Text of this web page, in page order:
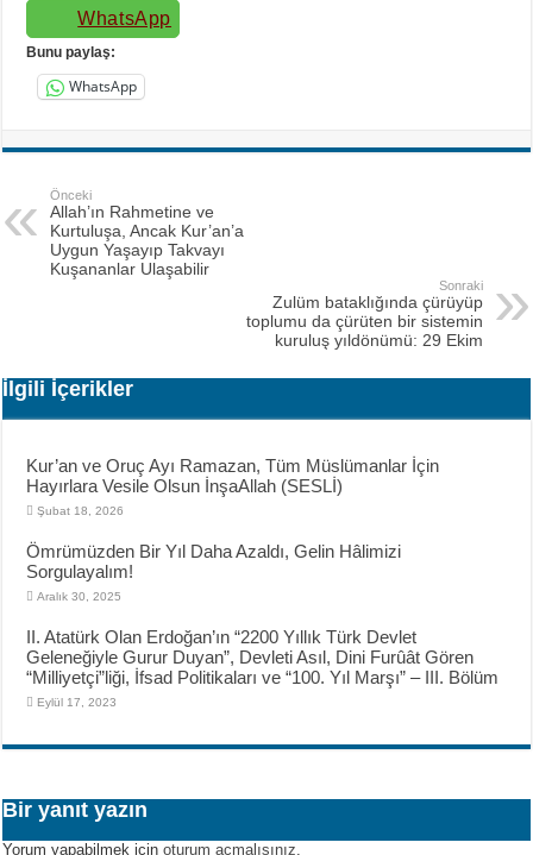
WhatsApp
Bunu paylaş:
WhatsApp
Önceki
Allah’ın Rahmetine ve
Kurtuluşa, Ancak Kur’an’a
Uygun Yaşayıp Takvayı
Kuşananlar Ulaşabilir
Sonraki
Zulüm bataklığında çürüyüp
toplumu da çürüten bir sistemin
kuruluş yıldönümü: 29 Ekim
İlgili İçerikler
Kur’an ve Oruç Ayı Ramazan, Tüm Müslümanlar İçin
Hayırlara Vesile Olsun İnşaAllah (SESLİ)
Şubat 18, 2026
Ömrümüzden Bir Yıl Daha Azaldı, Gelin Hâlimizi
Sorgulayalım!
Aralık 30, 2025
II. Atatürk Olan Erdoğan’ın “2200 Yıllık Türk Devlet
Geleneğiyle Gurur Duyan”, Devleti Asıl, Dini Furûât Gören
“Milliyetçi”liği, İfsad Politikaları ve “100. Yıl Marşı” – III. Bölüm
Eylül 17, 2023
Bir yanıt yazın
Yorum yapabilmek içinoturum açmalısınız